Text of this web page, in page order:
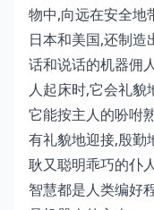
物中,向远在安全地
日本和美国,还制
话和说话的机器佣
人起床时,它会礼貌
它能按主人的吩咐
有礼貌地迎接,殷勤
耿又聪明乖巧的仆
智慧都是人类编好